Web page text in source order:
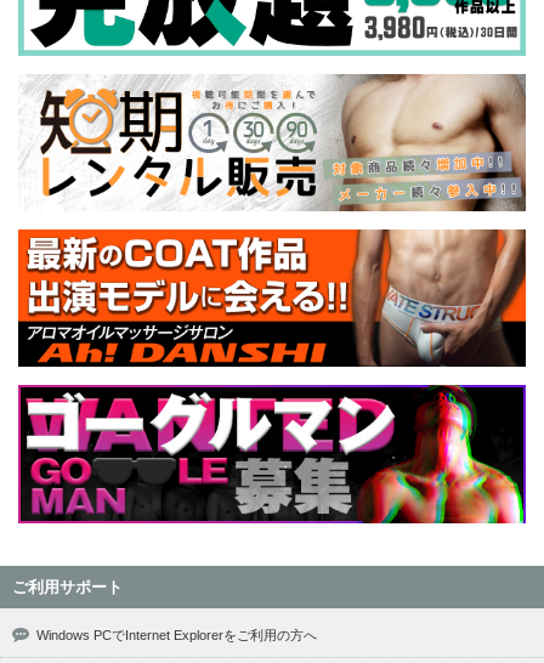
ご利用サポート
Windows PCでInternet Explorerをご利用の方へ